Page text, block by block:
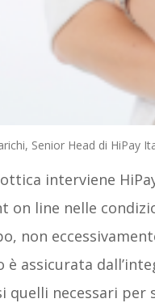
Senior Head di HiPay
interviene
on line nelle
non
è assicurata
quelli necessari per